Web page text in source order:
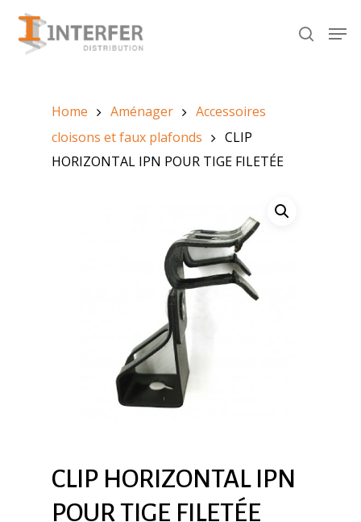
Recherche
Home Aménager
Accessoires
cloisons et faux plafonds
CLIP
HORIZONTAL IPN POUR TIGE FILETÉE
CLIP HORIZONTAL IPN
POUR TIGE FILETÉE